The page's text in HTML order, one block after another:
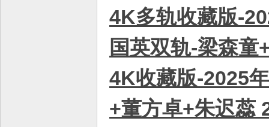
4K多轨收藏版-
国英双轨-梁森
4K收藏版-2025
+董方卓+朱迟蕊